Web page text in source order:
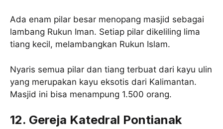
Ada enam pilar besar menopang masjid sebagai
lambang Rukun Iman. Setiap pilar dikeliling lima
tiang kecil, melambangkan Rukun Islam.
Nyaris semua pilar dan tiang terbuat dari kayu ulin
yang merupakan kayu eksotis dari Kalimantan.
Masjid ini bisa menampung 1.500 orang.
12. Gereja Katedral Pontianak